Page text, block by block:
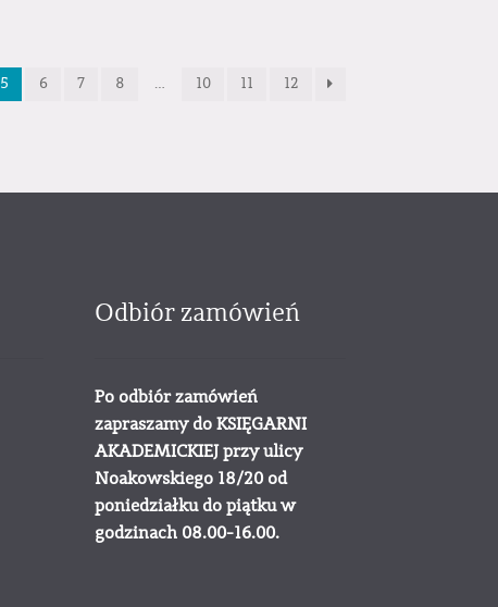
5 6 7 8 … 10 11 12
Odbiór zamówień
Po odbiór zamówień
zapraszamy do KSIĘGARNI
AKADEMICKIEJ przy ulicy
Noakowskiego 18/20 od
poniedziałku do piątku w
godzinach 08.00-16.00.